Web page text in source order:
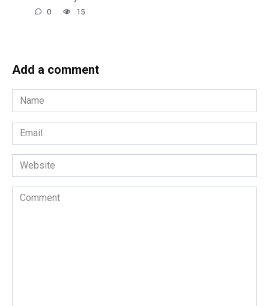
0 15
Add a comment
Name
*
Email
*
Website
Comment